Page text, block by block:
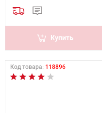
Купить
Код товара: 118896